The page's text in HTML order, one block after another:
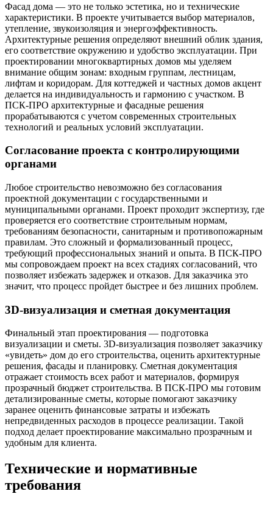
Фасад дома — это не только эстетика, но и технические
характеристики. В проекте учитывается выбор материалов,
утепление, звукоизоляция и энергоэффективность.
Архитектурные решения определяют внешний облик здания,
его соответствие окружению и удобство эксплуатации. При
проектировании многоквартирных домов мы уделяем
внимание общим зонам: входным группам, лестницам,
лифтам и коридорам. Для коттеджей и частных домов акцент
делается на индивидуальность и гармонию с участком. В
ПСК-ПРО архитектурные и фасадные решения
прорабатываются с учетом современных строительных
технологий и реальных условий эксплуатации.
Согласование проекта с контролирующими
органами
Любое строительство невозможно без согласования
проектной документации с государственными и
муниципальными органами. Проект проходит экспертизу, где
проверяется его соответствие строительным нормам,
требованиям безопасности, санитарным и противопожарным
правилам. Это сложный и формализованный процесс,
требующий профессиональных знаний и опыта. В ПСК-ПРО
мы сопровождаем проект на всех стадиях согласований, что
позволяет избежать задержек и отказов. Для заказчика это
значит, что процесс пройдет быстрее и без лишних проблем.
3D-визуализация и сметная документация
Финальный этап проектирования — подготовка
визуализации и сметы. 3D-визуализация позволяет заказчику
«увидеть» дом до его строительства, оценить архитектурные
решения, фасады и планировку. Сметная документация
отражает стоимость всех работ и материалов, формируя
прозрачный бюджет строительства. В ПСК-ПРО мы готовим
детализированные сметы, которые помогают заказчику
заранее оценить финансовые затраты и избежать
непредвиденных расходов в процессе реализации. Такой
подход делает проектирование максимально прозрачным и
удобным для клиента.
Технические и нормативные
требования